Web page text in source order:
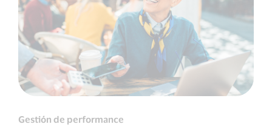
Gestión de performance